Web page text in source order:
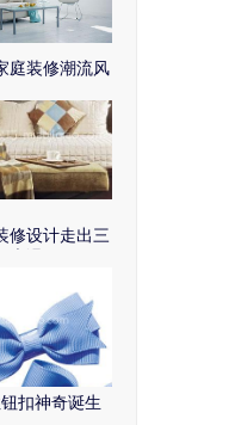
庭装修潮流风
修设计走出三
扣神奇诞生